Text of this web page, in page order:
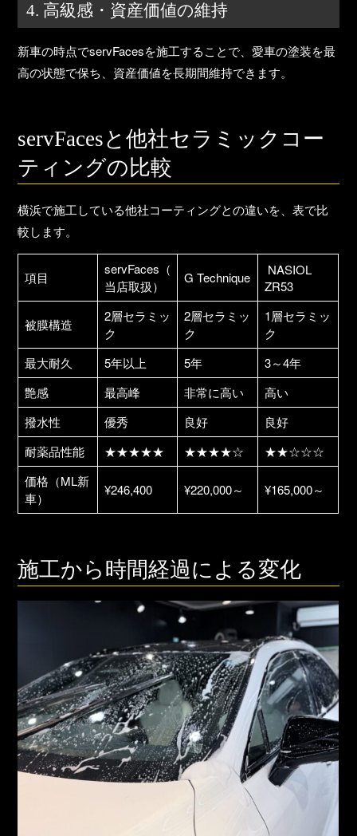
4. 高級感・資産価値の維持
新車の時点でservFacesを施工することで、愛車の塗装を最
高の状態で保ち、資産価値を長期間維持できます。
servFacesと他社セラミックコー
ティングの比較
横浜で施工している他社コーティングとの違いを、表で比
較します。
項目
servFaces （
当店取扱）
G Technique
NASIOL
ZR53
被膜構造
2層セラミッ
ク
2層セラミッ
ク
1層セラミッ
ク
最大耐久
5年以上 5年
3～4年
艶感
最高峰 非常に高い
高い
撥水性
優秀 良好
良好
耐薬品性能
★★★★★ ★★★★☆
★★☆☆☆
価格（ML新
車）
¥246,400 ¥220,000～ ¥165,000～
施工から時間経過による変化